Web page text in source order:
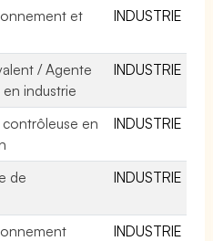
et
INDUSTRIE
/ Agente
industrie
INDUSTRIE
en
INDUSTRIE
de
INDUSTRIE
INDUSTRIE